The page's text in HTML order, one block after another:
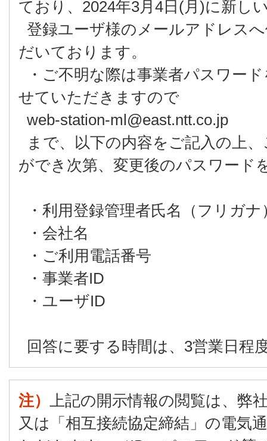
ており、2024年3月4日(月)に新し
登録ユーザ様のメールアドレス
だいております。
・ご不明な際は事業者パスワー
せていただきますので
web-station-ml@east.ntt.co.jp
まで、以下の内容をご記入の上
ができ次第、変更後のパスワード
・利用登録管理者氏名（フリガナ
・会社名
・ご利用電話番号
・事業者ID
・ユーザID
回答に要する時間は、3営業日程
注）
上記の開示情報の閲覧は、弊
又は「相互接続協定締結」の電気